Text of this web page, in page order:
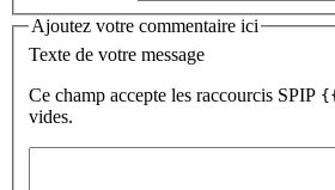
Ajoutez votre commentaire ici
Texte de votre message
Ce champ accepte les raccourcis SPIP
vides.